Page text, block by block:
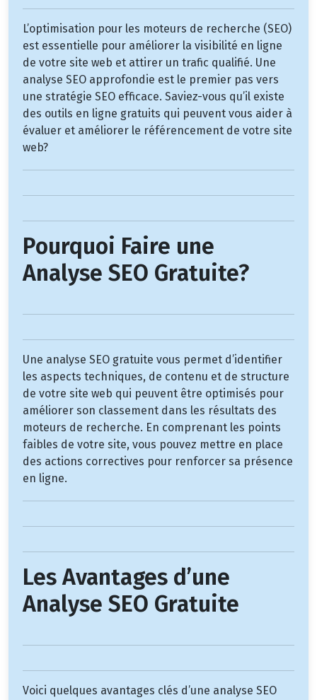
L’optimisation pour les moteurs de recherche (SEO)
est essentielle pour améliorer la visibilité en ligne
de votre site web et attirer un trafic qualifié. Une
analyse SEO approfondie est le premier pas vers
une stratégie SEO efficace. Saviez-vous qu’il existe
des outils en ligne gratuits qui peuvent vous aider à
évaluer et améliorer le référencement de votre site
web?
Pourquoi Faire une
Analyse SEO Gratuite?
Une analyse SEO gratuite vous permet d’identifier
les aspects techniques, de contenu et de structure
de votre site web qui peuvent être optimisés pour
améliorer son classement dans les résultats des
moteurs de recherche. En comprenant les points
faibles de votre site, vous pouvez mettre en place
des actions correctives pour renforcer sa présence
en ligne.
Les Avantages d’une
Analyse SEO Gratuite
Voici quelques avantages clés d’une analyse SEO